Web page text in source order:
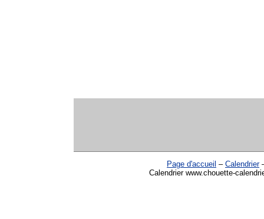
Page d'accueil – Calendrier
Calendrier www.chouette-